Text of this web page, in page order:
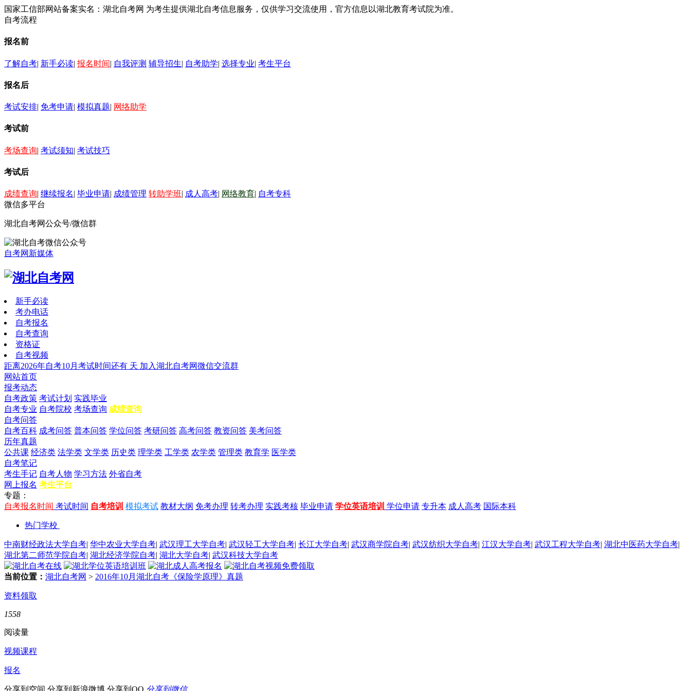
国家工信部网站备案实名：湖北自考网 为考生提供湖北自考信息服务，仅供学习交流使用，官方信息以湖北教育考试院为准。
自考流程
报名前
了解自考| 新手必读| 报名时间| 自我评测 辅导招生| 自考助学| 选择专业| 考生平台
报名后
考试安排| 免考申请| 模拟真题| 网络助学
考试前
考场查询| 考试须知| 考试技巧
考试后
成绩查询| 继续报名| 毕业申请| 成绩管理 转助学班| 成人高考| 网络教育| 自考专科
微信多平台
湖北自考网公众号/微信群
自考网新媒体
新手必读
考办电话
自考报名
自考查询
资格证
自考视频
距离2026年自考10月考试时间还有 天 加入湖北自考网微信交流群
网站首页
报考动态
自考政策 考试计划 实践毕业
自考专业 自考院校 考场查询 成绩查询
自考问答
自考百科 成考问答 普本问答 学位问答 考研问答 高考问答 教资问答 美考问答
历年真题
公共课 经济类 法学类 文学类 历史类 理学类 工学类 农学类 管理类 教育学 医学类
自考笔记
考生手记 自考人物 学习方法 外省自考
网上报名 考生平台
专题：
自考报名时间 考试时间 自考培训 模拟考试 教材大纲 免考办理 转考办理 实践考核 毕业申请 学位英语培训 学位申请 专升本 成人高考 国际本科
热门学校
中南财经政法大学自考| 华中农业大学自考| 武汉理工大学自考| 武汉轻工大学自考| 长江大学自考| 武汉商学院自考| 武汉纺织大学自考| 江汉大学自考| 武汉工程大学自考| 湖北中医药大学自考|
湖北第二师范学院自考| 湖北经济学院自考| 湖北大学自考| 武汉科技大学自考
当前位置： 湖北自考网 > 2016年10月湖北自考《保险学原理》真题
资料领取
1558
阅读量
视频课程
报名
分享到空间 分享到新浪微博 分享到QQ 分享到微信